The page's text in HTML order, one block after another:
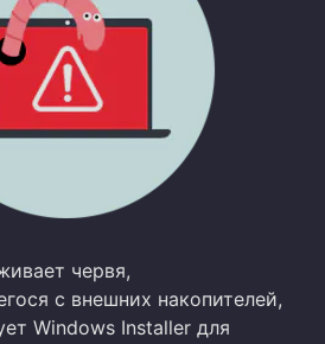
червя,
с внешних накопителей,
Windows Installer для